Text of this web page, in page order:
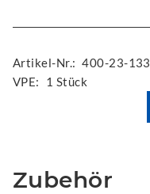
Artikel-Nr.: 400-23-133
VPE:
1 Stück
Zubehör